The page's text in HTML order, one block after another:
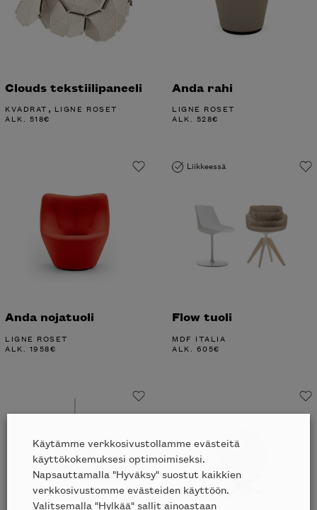
Clouds tekstiilipaneeli
KVADRAT , LIGNE ROSET
ALK. 518€
Anda rahi
LIGNE ROSET
ALK. 528€
Anda nojatuoli
LIGNE ROSET
ALK. 1958€
Liikkeessä
Flow tuoli
MDF ITALIA
ALK. 605€
Käytämme verkkosivustollamme evästeitä
käyttökokemuksesi optimoimiseksi.
Napsauttamalla "Hyväksy" suostut kaikkien
verkkosivustomme evästeiden käyttöön.
Valitsemalla "Hylkää" sallit ainoastaan